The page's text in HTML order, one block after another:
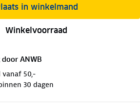
in winkelmand
Winkelvoorraad
door ANWB
50,-
30 dagen